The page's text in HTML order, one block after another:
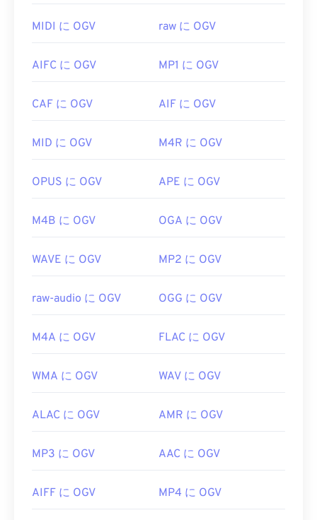
OGVファイルを開くには、
VLCメディアプレーヤ
場合はWinamp 、Mac OS Xの場合はElmediaも
OGVはWindows Media Player およびDirectShow
フィルターを使用する必要があります。一方、プレ
ターは必要ありません。
初回リリース:
https://www.xiph.org/
MIDI に OGV raw に OGV
AIFC に OGV MP1 に OGV
CAF に OGV AIF に OGV
MID に OGV M4R に OGV
OPUS に OGV APE に OGV
M4B に OGV OGA に OGV
WAVE に OGV MP2 に OGV
raw-audio に OGV OGG に OGV
M4A に OGV FLAC に OGV
WMA に OGV WAV に OGV
ALAC に OGV AMR に OGV
MP3 に OGV AAC に OGV
AIFF に OGV MP4 に OGV